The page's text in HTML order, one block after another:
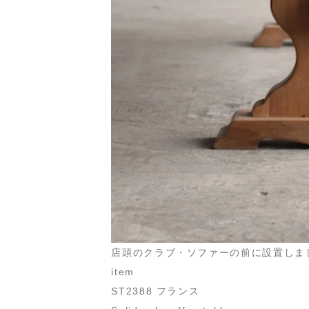
店頭のクラブ・ソファーの前に設置しま
item
ST2388 フランス